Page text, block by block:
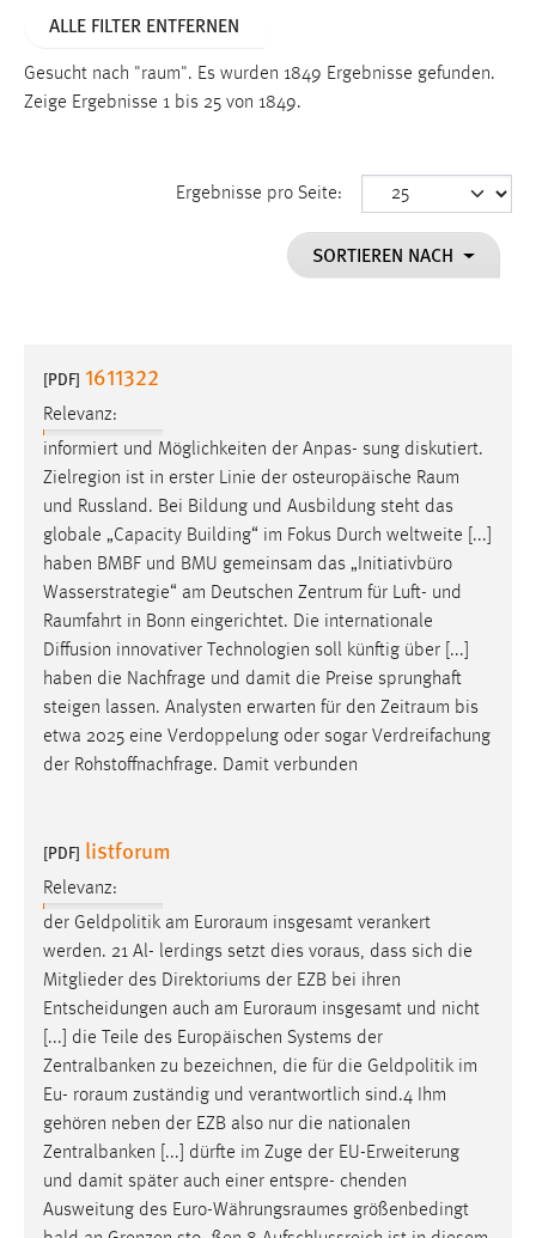
ALLE FILTER ENTFERNEN
Gesucht nach "raum". Es wurden 1849 Ergebnisse gefunden.
Zeige Ergebnisse 1 bis 25 von 1849.
Ergebnisse pro Seite:
SORTIEREN NACH
[PDF] 1611322
Relevanz:
informiert und Möglichkeiten der Anpas- sung diskutiert.
Zielregion ist in erster Linie der osteuropäische Raum
und Russland. Bei Bildung und Ausbildung steht das
globale „Capacity Building“ im Fokus Durch weltweite [...]
haben BMBF und BMU gemeinsam das „Initiativbüro
Wasserstrategie“ am Deutschen Zentrum für Luft- und
Raumfahrt in Bonn eingerichtet. Die internationale
Diffusion innovativer Technologien soll künftig über [...]
haben die Nachfrage und damit die Preise sprunghaft
steigen lassen. Analysten erwarten für den Zeitraum bis
etwa 2025 eine Verdoppelung oder sogar Verdreifachung
der Rohstoffnachfrage. Damit verbunden
[PDF] listforum
Relevanz:
der Geldpolitik am Euroraum insgesamt verankert
werden. 21 Al- lerdings setzt dies voraus, dass sich die
Mitglieder des Direktoriums der EZB bei ihren
Entscheidungen auch am Euroraum insgesamt und nicht
[...] die Teile des Europäischen Systems der
Zentralbanken zu bezeichnen, die für die Geldpolitik im
Eu- roraum zuständig und verantwortlich sind.4 Ihm
gehören neben der EZB also nur die nationalen
Zentralbanken [...] dürfte im Zuge der EU-Erweiterung
und damit später auch einer entspre- chenden
Ausweitung des Euro-Währungsraumes größenbedingt
Funktionen und sind für die einwandfreie Funktion der
Einverständnis
cookie_consent
Dieser Cookie speichert die ausgewählten Einverständnis-
Performance
Name:
Zweck:
Für performante Seitenauslieferung wird in diesem Cookie
gespeichert, ob man eingeloggt ist.
Sprachpräferenz
Name:
site-language-preference
Zweck:
Cookie Laufzeit:
Chat
Name:
MibewSessionID, MIBEW_UserID, mibew_locale, mibew-
chat-frame-style-5e9dbeb1811c0446
Zweck:
Wird benötigt um die Chatfunktion nutzen zu können.
Cookie Laufzeit:
MibewSessionID, mibew-chat-frame-style-
5e9dbeb1811c0446 = Sitzungslaufzeit, mibew_locale = 3
Jahre, MIBEW_UserID = 1 Jahr